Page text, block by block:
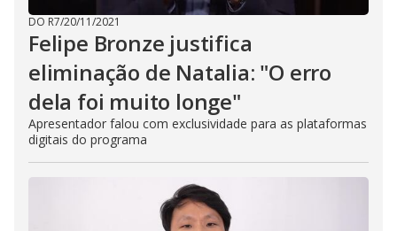
DO R7/20/11/2021
Felipe Bronze justifica
eliminação de Natalia: "O erro
dela foi muito longe"
Apresentador falou com exclusividade para as plataformas
digitais do programa